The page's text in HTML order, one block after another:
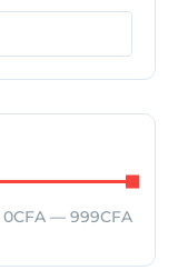
0CFA — 999CFA